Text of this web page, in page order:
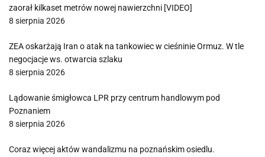
zaorał kilkaset metrów nowej nawierzchni [VIDEO]
8 sierpnia 2026
ZEA oskarżają Iran o atak na tankowiec w cieśninie Ormuz. W tle
negocjacje ws. otwarcia szlaku
8 sierpnia 2026
Lądowanie śmigłowca LPR przy centrum handlowym pod
Poznaniem
8 sierpnia 2026
Coraz więcej aktów wandalizmu na poznańskim osiedlu.